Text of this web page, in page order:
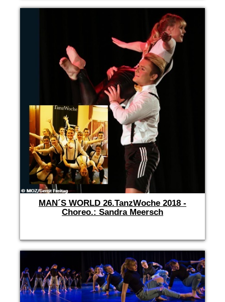
MAN´S WORLD 26.TanzWoche 2018 -
Choreo.: Sandra Meersch